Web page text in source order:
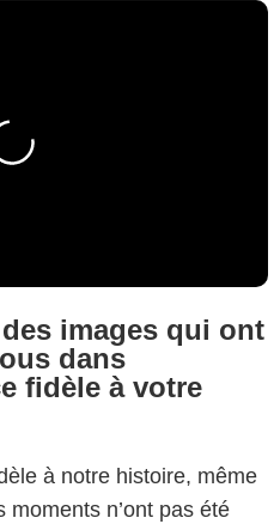
images qui ont
dans
fidèle à votre
à notre histoire, même
n’ont pas été